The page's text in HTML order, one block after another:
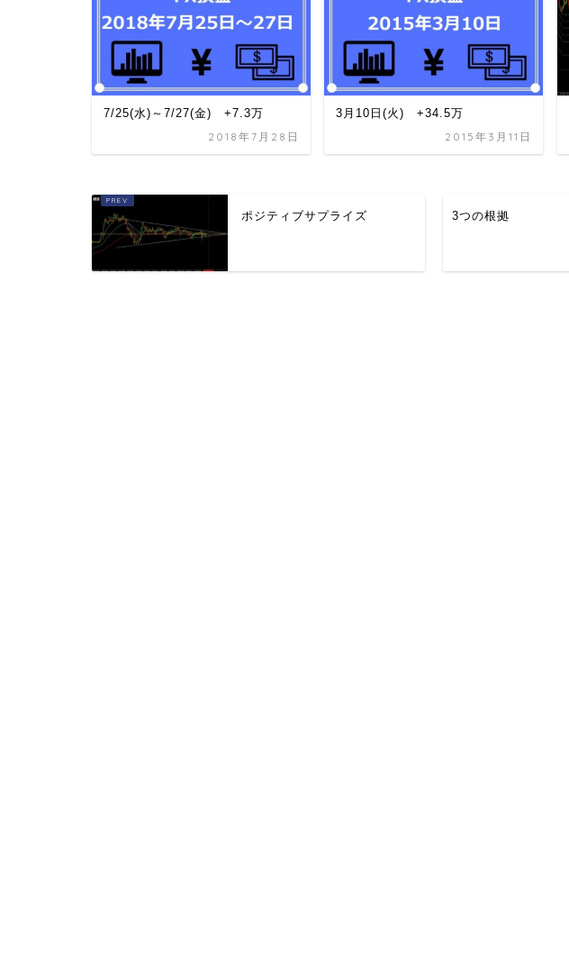
7/25(水)～7/27(金) +7.3万
2018年7月28日
3月10日(火) +34.5万
2015年3月11日
ポジティブサプライズ 3つの根拠